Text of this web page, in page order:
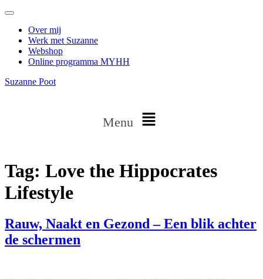
Over mij
Werk met Suzanne
Webshop
Online programma MYHH
Suzanne Poot
Menu
Tag: Love the Hippocrates
Lifestyle
Rauw, Naakt en Gezond – Een blik achter
de schermen